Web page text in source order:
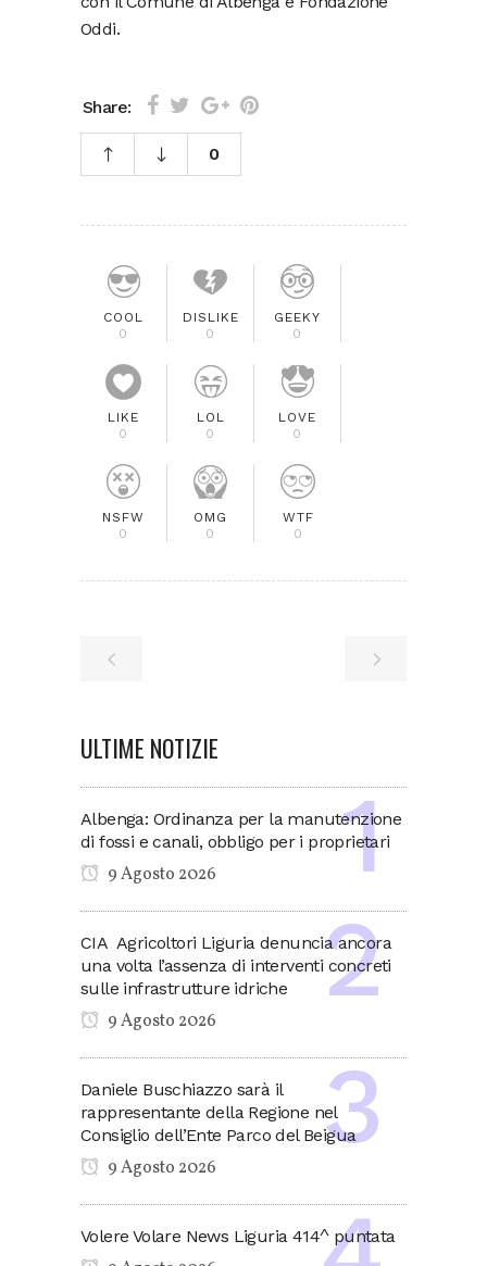
Oddi.
Share:
0
COOL
0
DISLIKE
0
GEEKY
0
LIKE
0
LOL
0
LOVE
0
NSFW
0
OMG
0
WTF
0
ULTIME NOTIZIE
Albenga: Ordinanza per la manutenzione
di fossi e canali, obbligo per i proprietari
9 Agosto 2026
CIA Agricoltori Liguria denuncia ancora
una volta l’assenza di interventi concreti
sulle infrastrutture idriche
9 Agosto 2026
Daniele Buschiazzo sarà il
rappresentante della Regione nel
Consiglio dell’Ente Parco del Beigua
9 Agosto 2026
Volere Volare News Liguria 414^ puntata